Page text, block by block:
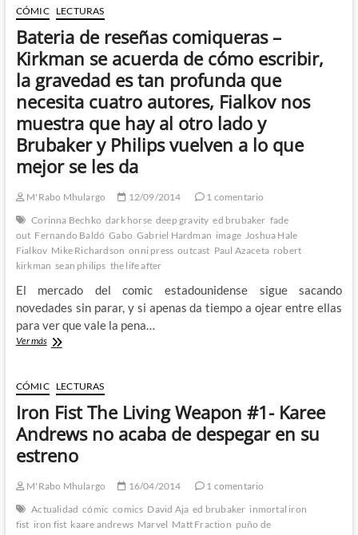
Killed
–
Ed
y
Sean
Phillips
y
el
comic
del
que
se
nada
CÓMIC LECTURAS
Bateria de reseñas comiqueras –
Kirkman se acuerda de cómo escribir,
la gravedad es tan profunda que
necesita cuatro autores, Fialkov nos
muestra que hay al otro lado y
Brubaker y Philips vuelven a lo que
mejor se les da
M'Rabo Mhulargo 12/09/2014
1 comentario
Corinna Bechko dark horse deep gravity ed brubaker fade
out Fernando Baldó Gabo Gabriel Hardman image Joshua Hale
Fialkov Mike Richardson onni press outcast Paul Azaceta robert
kirkman sean philips the life after
El mercado del comic estadounidense sigue sacando
novedades sin parar, y si apenas da tiempo a ojear entre ellas
para ver que vale la pena…
Ver másBateria
comiqueras
–
Kirkman
se
acuerda
de
escribir,
gravedad
es
CÓMIC LECTURAS
Iron Fist The Living Weapon #1- Karee
Andrews no acaba de despegar en su
estreno
M'Rabo Mhulargo 16/04/2014
1 comentario
Actualidad cómic comics David Aja ed brubaker inmortal iron
fist iron fist kaare andrews Marvel Matt Fraction puño de